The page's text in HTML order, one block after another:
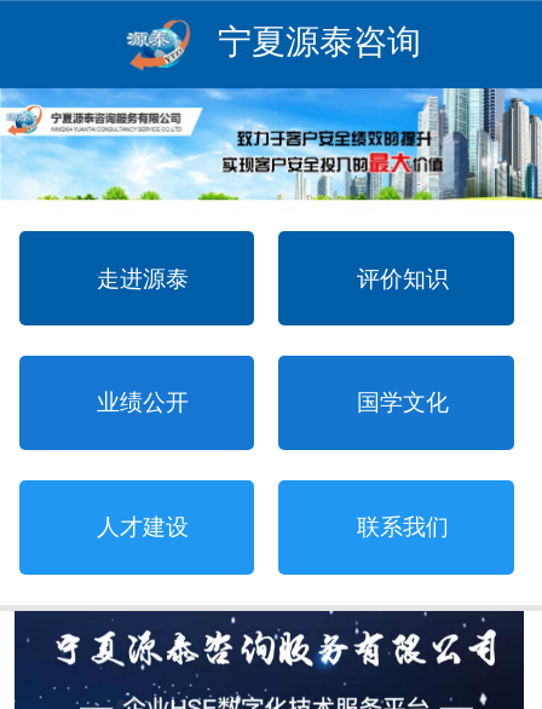
宁夏源泰咨询
走进源泰 评价知识
业绩公开 国学文化
人才建设 联系我们